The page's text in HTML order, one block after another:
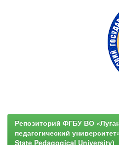
Репозиторий ФГБУ ВО
педагогический
State Pedagogical University)